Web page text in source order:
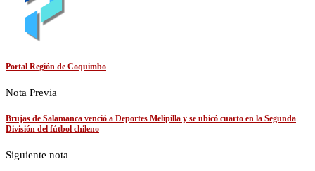
Portal Región de Coquimbo
Nota Previa
Brujas de Salamanca venció a Deportes Melipilla y se ubicó cuarto en la Segunda
División del fútbol chileno
Siguiente nota